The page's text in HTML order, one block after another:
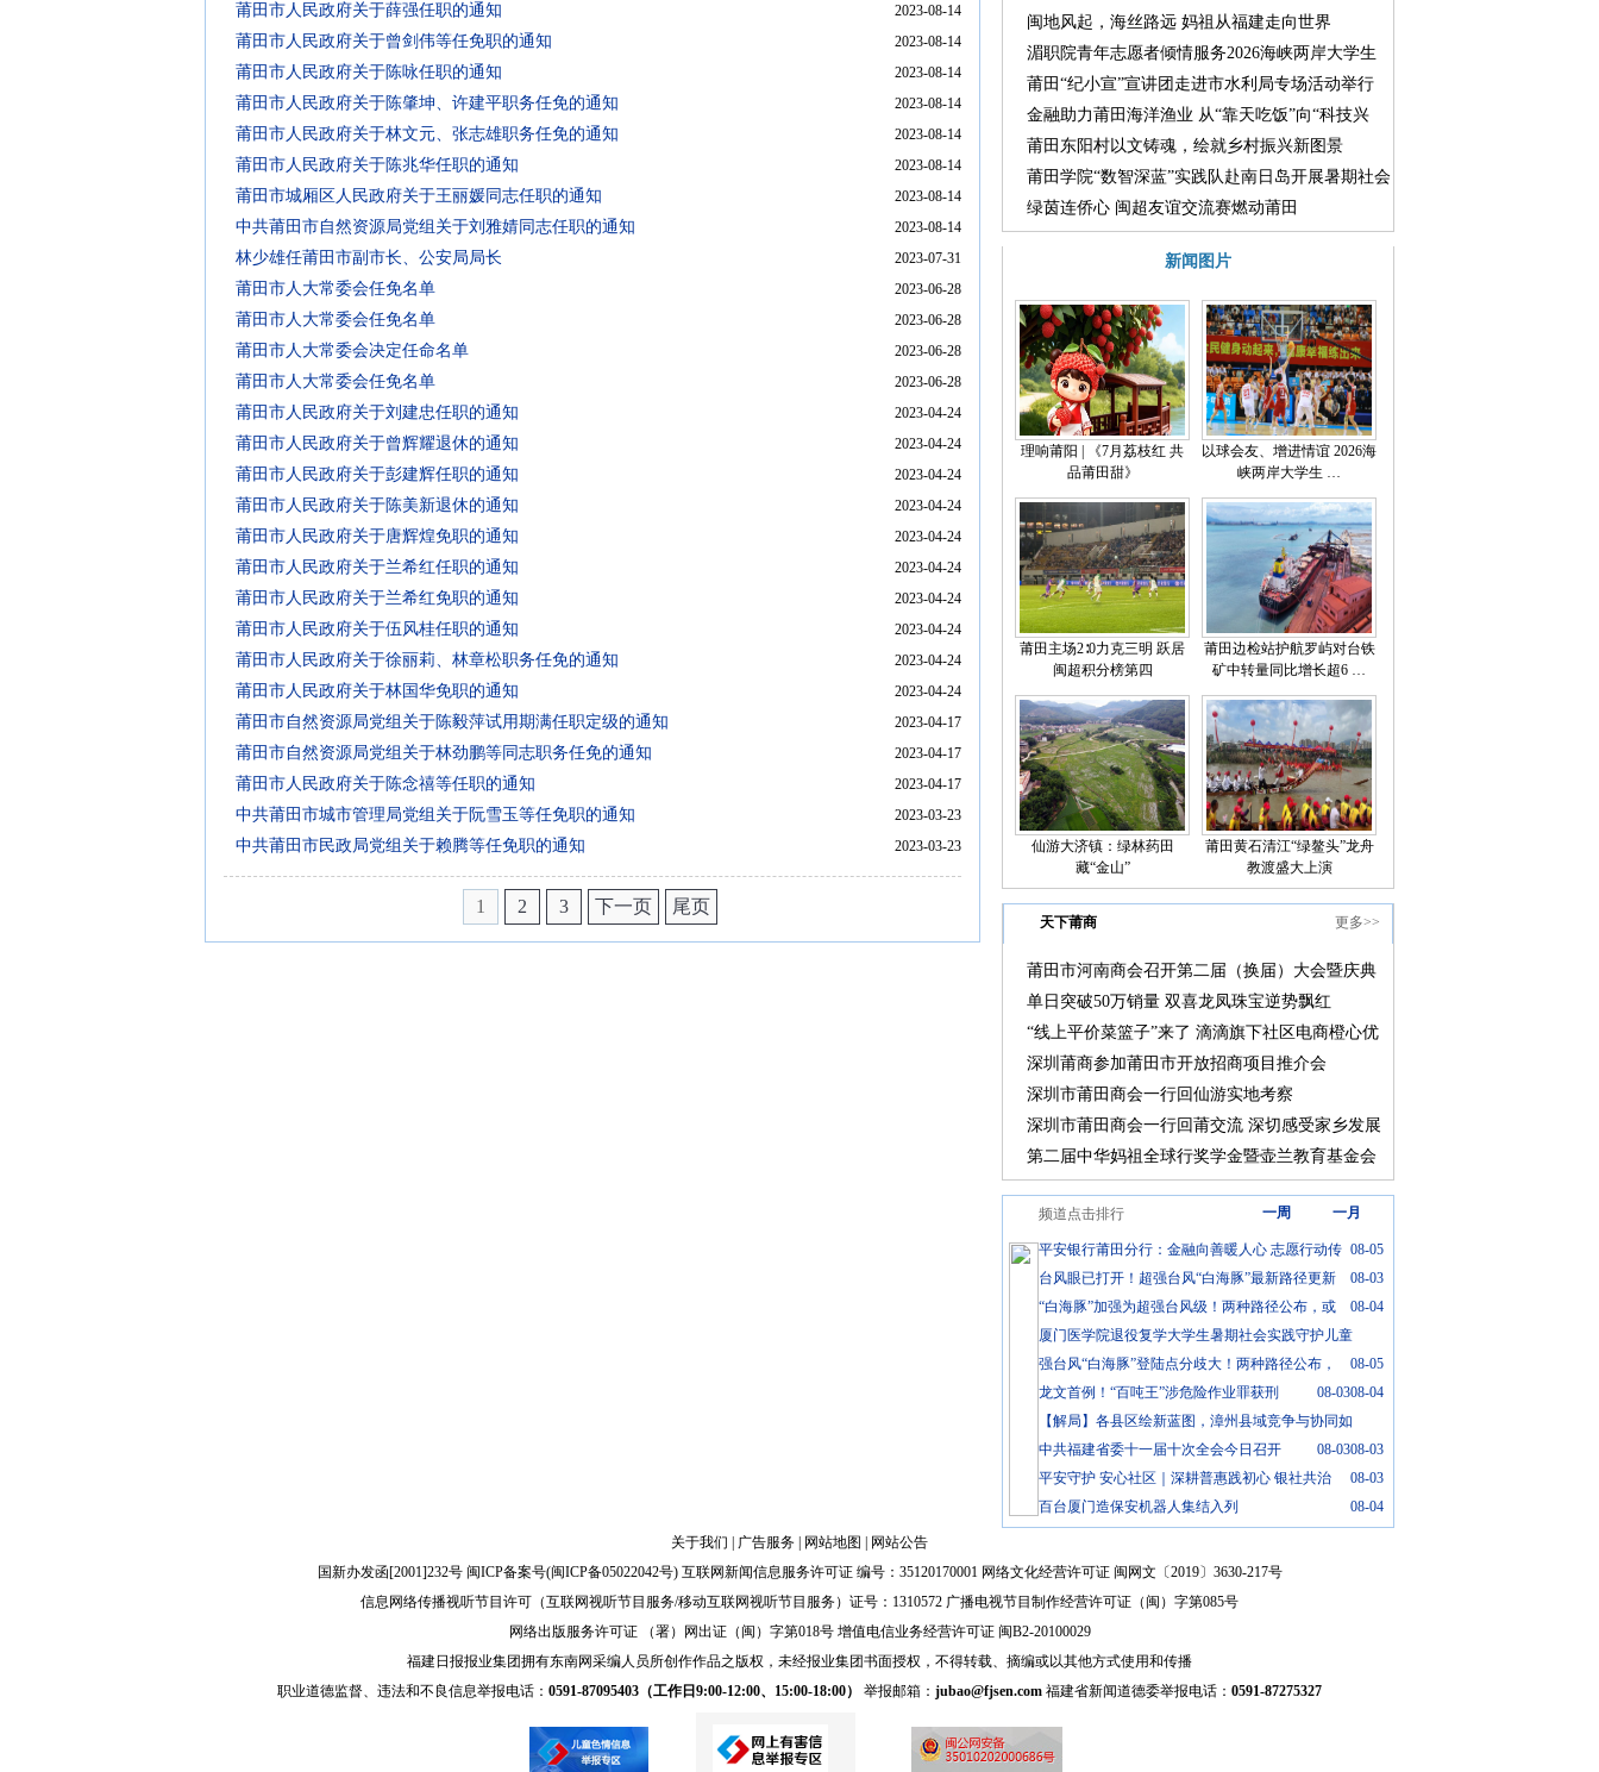
2023-08-14
莆田市人民政府关于薛强任职的通知
2023-08-14
莆田市人民政府关于曾剑伟等任免职的通知
2023-08-14
莆田市人民政府关于陈咏任职的通知
2023-08-14
莆田市人民政府关于陈肇坤、许建平职务任免的通知
2023-08-14
莆田市人民政府关于林文元、张志雄职务任免的通知
2023-08-14
莆田市人民政府关于陈兆华任职的通知
2023-08-14
莆田市城厢区人民政府关于王丽媛同志任职的通知
2023-08-14
中共莆田市自然资源局党组关于刘雅婧同志任职的通知
2023-07-31
林少雄任莆田市副市长、公安局局长
2023-06-28
莆田市人大常委会任免名单
2023-06-28
莆田市人大常委会任免名单
2023-06-28
莆田市人大常委会决定任命名单
2023-06-28
莆田市人大常委会任免名单
2023-04-24
莆田市人民政府关于刘建忠任职的通知
2023-04-24
莆田市人民政府关于曾辉耀退休的通知
2023-04-24
莆田市人民政府关于彭建辉任职的通知
2023-04-24
莆田市人民政府关于陈美新退休的通知
2023-04-24
莆田市人民政府关于唐辉煌免职的通知
2023-04-24
莆田市人民政府关于兰希红任职的通知
2023-04-24
莆田市人民政府关于兰希红免职的通知
2023-04-24
莆田市人民政府关于伍风桂任职的通知
2023-04-24
莆田市人民政府关于徐丽莉、林章松职务任免的通知
2023-04-24
莆田市人民政府关于林国华免职的通知
2023-04-17
莆田市自然资源局党组关于陈毅萍试用期满任职定级的通知
2023-04-17
莆田市自然资源局党组关于林劲鹏等同志职务任免的通知
2023-04-17
莆田市人民政府关于陈念禧等任职的通知
2023-03-23
中共莆田市城市管理局党组关于阮雪玉等任免职的通知
2023-03-23
中共莆田市民政局党组关于赖腾等任免职的通知
1 2 3 下一页 尾页
闽地风起，海丝路远 妈祖从福建走向世界
湄职院青年志愿者倾情服务2026海峡两岸大学生
篮球赛
莆田“纪小宣”宣讲团走进市水利局专场活动举行
金融助力莆田海洋渔业 从“靠天吃饭”向“科技兴
海”转型
莆田东阳村以文铸魂，绘就乡村振兴新图景
莆田学院“数智深蓝”实践队赴南日岛开展暑期社会
实践
绿茵连侨心 闽超友谊交流赛燃动莆田
新闻图片
理响莆阳 | 《7月荔枝红 共
品莆田甜》
以球会友、增进情谊 2026海
峡两岸大学生 …
莆田主场2∶0力克三明 跃居
闽超积分榜第四
莆田边检站护航罗屿对台铁
矿中转量同比增长超6 …
仙游大济镇：绿林药田
藏“金山”
莆田黄石清江“绿鳌头”龙舟
教渡盛大上演
更多>>
天下莆商
莆田市河南商会召开第二届（换届）大会暨庆典
大会
单日突破50万销量 双喜龙凤珠宝逆势飘红
“线上平价菜篮子”来了 滴滴旗下社区电商橙心优
选在莆田上线
深圳莆商参加莆田市开放招商项目推介会
深圳市莆田商会一行回仙游实地考察
深圳市莆田商会一行回莆交流 深切感受家乡发展
变化
第二届中华妈祖全球行奖学金暨壶兰教育基金会
频道点击排行 一周 一月
平安银行莆田分行：金融向善暖人心 志愿行动传 08-05
台风眼已打开！超强台风“白海豚”最新路径更新
08-03
“白海豚”加强为超强台风级！两种路径公布，或
08-04
厦门医学院退役复学大学生暑期社会实践守护儿童
08-05
强台风“白海豚”登陆点分歧大！两种路径公布，
08-04
龙文首例！“百吨王”涉危险作业罪获刑
08-03
【解局】各县区绘新蓝图，漳州县域竞争与协同如
08-03
中共福建省委十一届十次全会今日召开
08-03
平安守护 安心社区｜深耕普惠践初心 银社共治
08-03
百台厦门造保安机器人集结入列
08-04
关于我们 广告服务 网站地图
网站公告
国新办发函[2001]232号 闽ICP备案号(闽ICP备05022042号) 互联网新闻信息服务许可证 编号：35120170001 网络文化经营许可证 闽网文〔2019〕3630-217号
信息网络传播视听节目许可（互联网视听节目服务/移动互联网视听节目服务）证号：1310572 广播电视节目制作经营许可证（闽）字第085号
网络出版服务许可证 （署）网出证（闽）字第018号 增值电信业务经营许可证 闽B2-20100029
福建日报报业集团拥有东南网采编人员所创作作品之版权，未经报业集团书面授权，不得转载、摘编或以其他方式使用和传播
职业道德监督、违法和不良信息举报电话： 0591-87095403（工作日9:00-12:00、15:00-18:00） 举报邮箱： jubao@fjsen.com 福建省新闻道德委举报电话： 0591-87275327